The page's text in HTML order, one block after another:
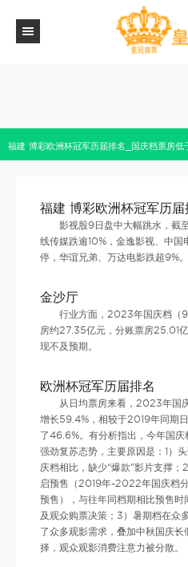
福建 博彩欧洲杯冠军历届排名_国庆档票房
福建 博彩欧洲杯冠军历届
影视股9日盘中大幅跳水，截至
线传媒跌逾10%，金逸影视、中
停，华谊兄弟、万达电影跌超9%。
金沙厅
行业方面，2023年国庆档（9
房约27.35亿元，分账票房25.01
现不及预期。
欧洲杯冠军历届排名
从日均票房来看，2023年国庆
增长59.4%，相较于2019年同期
了46.6%。有分析指出，今年国
强劲复苏态势，主要原因是：1）
庆档相比，缺少“爆款”影片支撑
启预售（2019年-2022年国庆档
预售），与往年同档期相比预售
及观众购票决策；3）暑期档在众
了众多观影需求，叠加中秋国庆
择，观众观影消费注意力被分散。